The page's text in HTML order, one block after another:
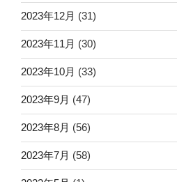
2023年12月 (31)
2023年11月 (30)
2023年10月 (33)
2023年9月 (47)
2023年8月 (56)
2023年7月 (58)